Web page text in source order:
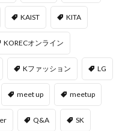
KAIST KITA
KORECオンライン
Kファッション LG
meet up meetup
Q&A SK